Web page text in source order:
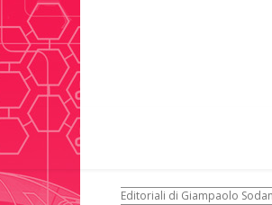
Editoriali di Giampaolo